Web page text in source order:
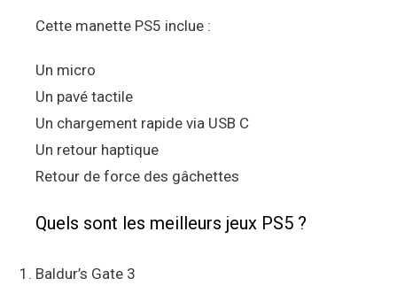
Cette manette PS5 inclue :
Un micro
Un pavé tactile
Un chargement rapide via USB C
Un retour haptique
Retour de force des gâchettes
Quels sont les meilleurs jeux PS5 ?
Baldur’s Gate 3